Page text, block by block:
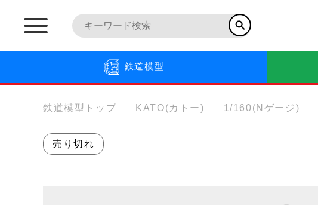
鉄道模型
鉄道模型トップ KATO(カトー) 1/160(Nゲージ)
売り切れ